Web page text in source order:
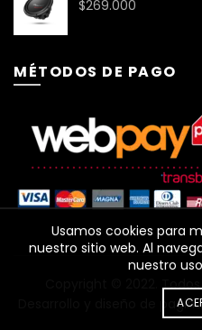
$269.000
MÉTODOS DE PAGO
Copyright ©️ 2022.
Desarrollo y diseño de
Usamos cookies para
nuestro sitio web. Al
nuestro